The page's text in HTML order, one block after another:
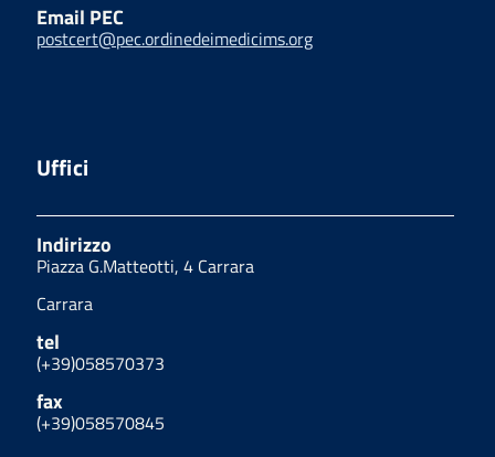
Email PEC
postcert@pec.ordinedeimedicims.org
Uffici
Indirizzo
Piazza G.Matteotti, 4 Carrara
Carrara
tel
(+39)058570373
fax
(+39)058570845